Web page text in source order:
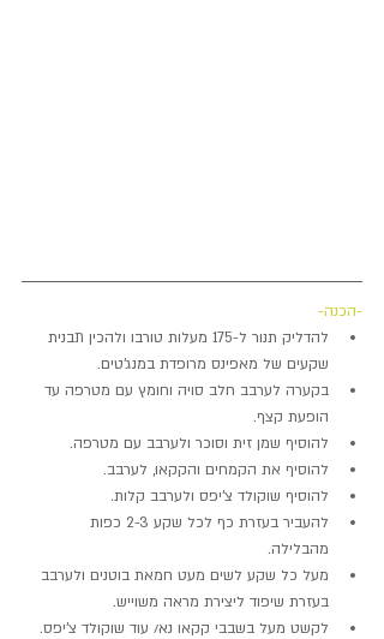
-הכנה-
להדליק תנור ל-175 מעלות טורבו ולהכין תבנית
שקעים של מאפינס מרופדת במנג'טים.
בקערה לערבב חלב סויה וחומץ עם מטרפה עד
הופעת קצף.
להוסיף שמן זית וסוכר ולערבב עם מטרפה.
להוסיף את הקמחים והקקאו, לערבב.
להוסיף שוקולד צ'יפס ולערבב קלות.
להעביר בעזרת כף לכל שקע 2-3 כפות
מהבלילה.
מעל כל שקע לשים מעט חמאת בוטנים ולערבב
בעזרת שיפוד ליצירת מראה משוייש.
לקשט מעל בשבבי קקאו נא/ עוד שוקולד צ'יפס.